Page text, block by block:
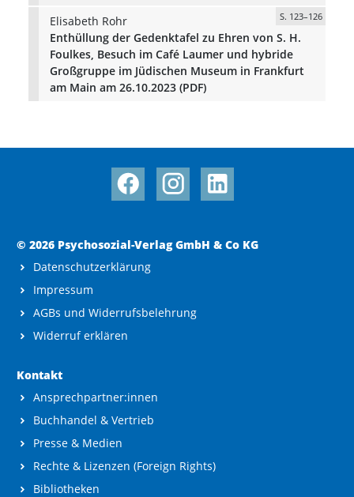
Elisabeth Rohr
S. 123–126
Enthüllung der Gedenktafel zu Ehren von S. H.
Foulkes, Besuch im Café Laumer und hybride
Großgruppe im Jüdischen Museum in Frankfurt
am Main am 26.10.2023 (PDF)
© 2026 Psychosozial-Verlag GmbH & Co KG
Datenschutzerklärung
Impressum
AGBs und Widerrufsbelehrung
Widerruf erklären
Kontakt
Ansprechpartner:innen
Buchhandel & Vertrieb
Presse & Medien
Rechte & Lizenzen (Foreign Rights)
Bibliotheken